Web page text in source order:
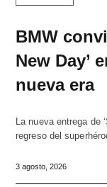
BMW
New Day’
nueva era
La nueva entrega de
regreso del
3 agosto, 2026